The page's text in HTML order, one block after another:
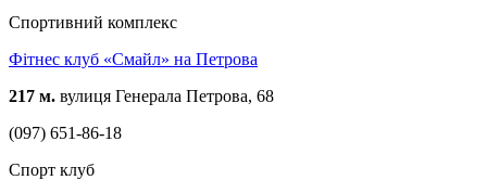
Спортивний комплекс
Фітнес клуб «Смайл» на Петрова
217 м. вулиця Генерала Петрова, 68
(097) 651-86-18
Спорт клуб